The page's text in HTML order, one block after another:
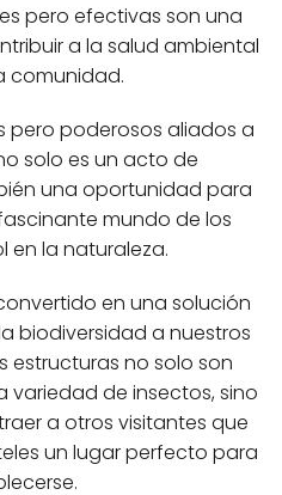
pero efectivas son una
a la salud ambiental
comunidad.
pero poderosos aliados a
solo es un acto de
una oportunidad para
mundo de los
en la naturaleza.
en una solución
biodiversidad a nuestros
estructuras no solo son
variedad de insectos, sino
a otros visitantes que
un lugar perfecto para